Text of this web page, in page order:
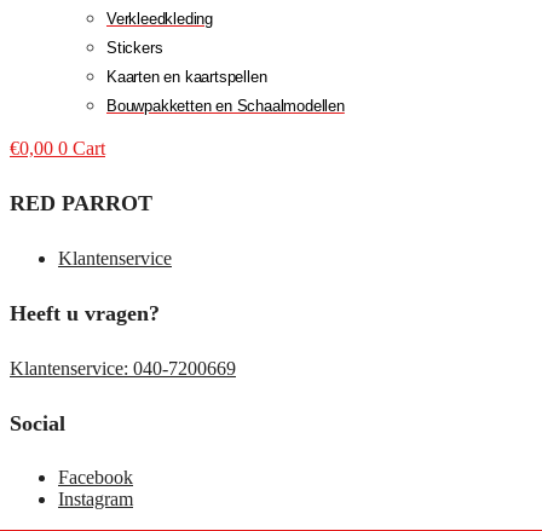
Verkleedkleding
Stickers
Kaarten en kaartspellen
Bouwpakketten en Schaalmodellen
€0,00 0 Cart
RED PARROT
Klantenservice
Heeft u vragen?
Klantenservice: 040-7200669
Social
Facebook
Instagram